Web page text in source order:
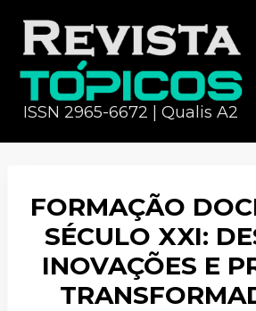
ISSN 2965-6672 | Qualis A2
FORMAÇÃO
SÉCULO XXI:
INOVAÇÕES E